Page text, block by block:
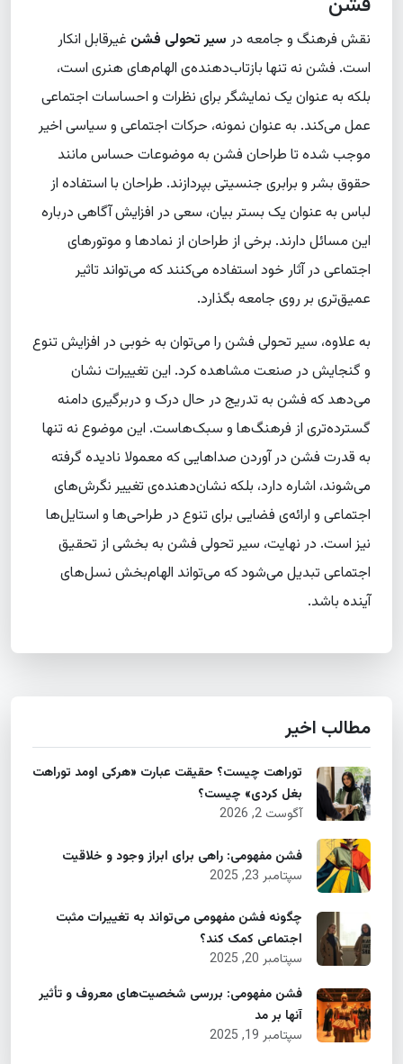
نقش فرهنگ و جامعه درسیر تحولی فشنغیرقابل انکار
است. فشن نه تنها بازتاب‌دهنده‌ی الهام‌های هنری است،
بلکه به عنوان یک نمایشگر برای نظرات و احساسات اجتماعی
عمل می‌کند. به عنوان نمونه، حرکات اجتماعی و سیاسی اخیر
موجب شده تا طراحان فشن به موضوعات حساس مانند
حقوق بشر و برابری جنسیتی بپردازند. طراحان با استفاده از
لباس به عنوان یک بستر بیان، سعی در افزایش آگاهی درباره
این مسائل دارند. برخی از طراحان از نمادها و موتورهای
اجتماعی در آثار خود استفاده می‌کنند که می‌تواند تاثیر
عمیق‌تری بر روی جامعه بگذارد.
به علاوه، سیر تحولی فشن را می‌توان به خوبی در افزایش تنوع
و گنجایش در صنعت مشاهده کرد. این تغییرات نشان
می‌دهد که فشن به تدریج در حال درک و دربرگیری دامنه
گسترده‌تری از فرهنگ‌ها و سبک‌هاست. این موضوع نه تنها
به قدرت فشن در آوردن صداهایی که معمولا نادیده گرفته
می‌شوند، اشاره دارد، بلکه نشان‌دهنده‌ی تغییر نگرش‌های
اجتماعی و ارائه‌ی فضایی برای تنوع در طراحی‌ها و استایل‌ها
نیز است. در نهایت، سیر تحولی فشن به بخشی از تحقیق
اجتماعی تبدیل می‌شود که می‌تواند الهام‌بخش نسل‌های
آینده باشد.
مطالب اخیر
توراهت چیست؟ حقیقت عبارت «هرکی اومد توراهت
بغل کردی» چیست؟
آگوست 2, 2026
فشن مفهومی: راهی برای ابراز وجود و خلاقیت
سپتامبر 23, 2025
چگونه فشن مفهومی می‌تواند به تغییرات مثبت
اجتماعی کمک کند؟
سپتامبر 20, 2025
فشن مفهومی: بررسی شخصیت‌های معروف و تأثیر
آنها بر مد
سپتامبر 19, 2025